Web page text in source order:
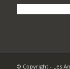
© Copyright - Les